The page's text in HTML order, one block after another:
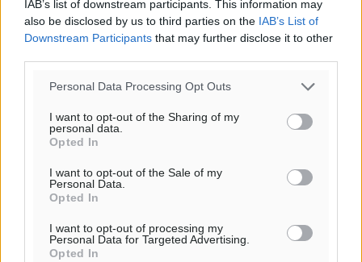
IAB’s list of downstream participants. This information may
also be disclosed by us to third parties on the IAB’s List of
Downstream Participants that may further disclose it to other
Personal Data Processing Opt Outs
I want to opt-out of the Sharing of my
personal data.
Opted In
I want to opt-out of the Sale of my
Personal Data.
Opted In
I want to opt-out of processing my
Personal Data for Targeted Advertising.
Opted In
Τριήμερο εξόδου: Πάνω από 129.000 επιβάτες
αναχωρούν από Πειραιά, Ραφήνα και Λαύριο
Τοπικές Ειδήσεις• πριν 11 ώρες
βιοασφάλειας
Τοπικές Ειδήσεις
Ποιοι φοιτητές μπορούν να λάβουν ενίσχυση για